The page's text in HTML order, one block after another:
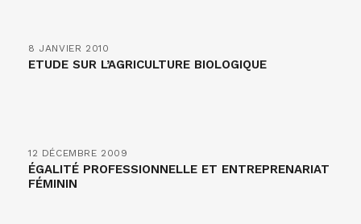
8 JANVIER 2010
ETUDE SUR L’AGRICULTURE BIOLOGIQUE
12 DÉCEMBRE 2009
ÉGALITÉ PROFESSIONNELLE ET ENTREPRENARIAT
FÉMININ